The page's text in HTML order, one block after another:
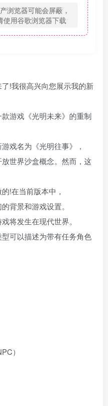
浏览器可能会屏蔽，
使用谷歌浏览器下载
!我很高兴向您展示我的新
游戏《光明未来》的重制
戏名为《光明往事》，
世界沙盒概念。然而，这
!在当前版本中，
背景和游戏设置。
将发生在现代世界。
可以描述为带有任务角色
）